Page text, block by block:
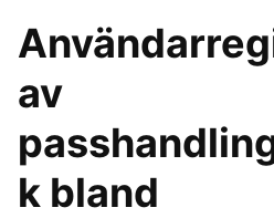
av
k bland